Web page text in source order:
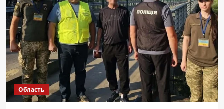
Область